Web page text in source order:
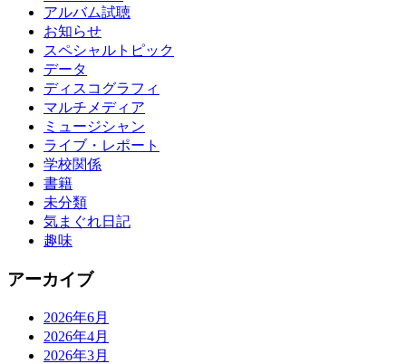
アルバム試聴
お知らせ
スペシャルトピック
データ
ディスコグラフィ
マルチメディア
ミュージシャン
ライブ・レポート
学校関係
書籍
未分類
気まぐれ日記
趣味
アーカイブ
2026年6月
2026年4月
2026年3月